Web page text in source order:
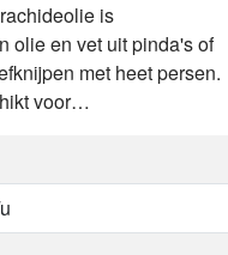
is
olie en vet uit pinda's of
met heet persen.
voor